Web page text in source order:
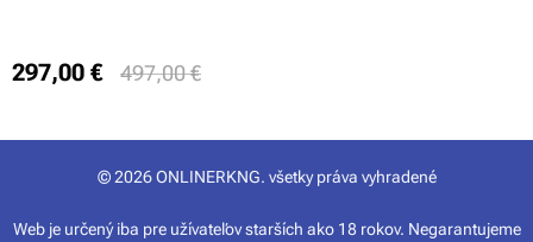
297,00 € 497,00€
© 2026 ONLINERKNG. všetky práva vyhradené
Web je určený iba pre užívateľov starších ako 18 rokov. Negarantujeme